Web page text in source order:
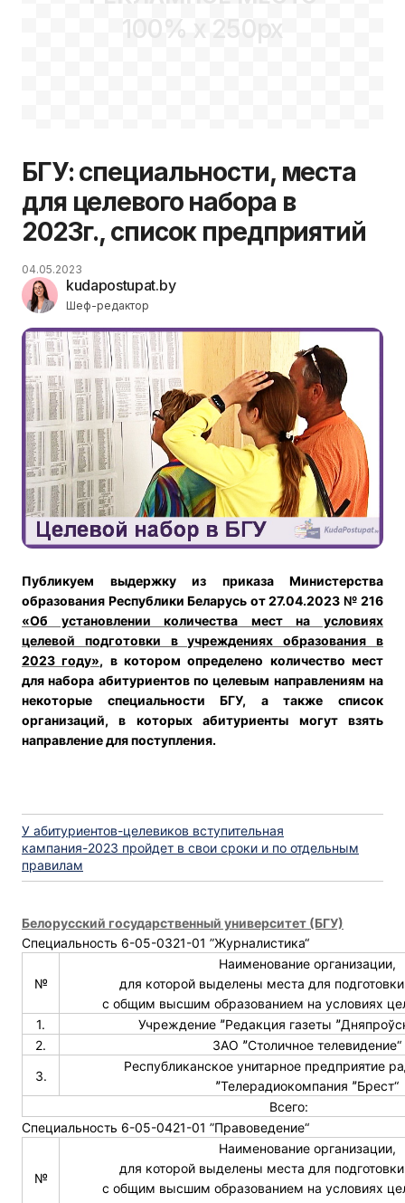
100% x 250px
БГУ: специальности, места
для целевого набора в
2023г., список предприятий
kudapostupat.by
Шеф-редактор
04.05.2023
Публикуем выдержку из приказа Министерства
образования Республики Беларусь от 27.04.2023 № 216
«Об установлении количества мест на условиях
целевой подготовки в учреждениях образования в
2023 году», в котором определено количество мест
для набора абитуриентов по целевым направлениям на
некоторые специальности БГУ, а также список
организаций, в которых абитуриенты могут взять
направление для поступления.
У абитуриентов-целевиков вступительная
кампания-2023 пройдет в свои сроки и по отдельным
правилам
Белорусский государственный университет (БГУ)
Специальность 6-05-0321-01 ”Журналистика“
№
Наименование организации,
для которой выделены места для
с общим высшим образованием на условиях
1.
Учреждение ˮРедакция газеты
2.
ЗАО ˮСтоличное телевидение“
3.
Республиканское унитарное предприятие
ˮТелерадиокомпания ˮБрест“
Всего:
Специальность 6-05-0421-01 ”Правоведение“
№
Наименование организации,
для которой выделены места для
с общим высшим образованием на условиях